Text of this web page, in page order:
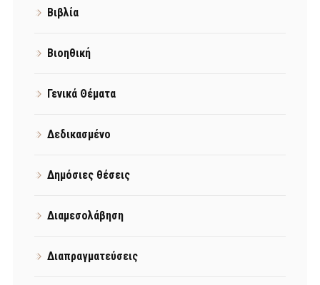
Βιβλία
Βιοηθική
Γενικά Θέματα
Δεδικασμένο
Δημόσιες θέσεις
Διαμεσολάβηση
Διαπραγματεύσεις